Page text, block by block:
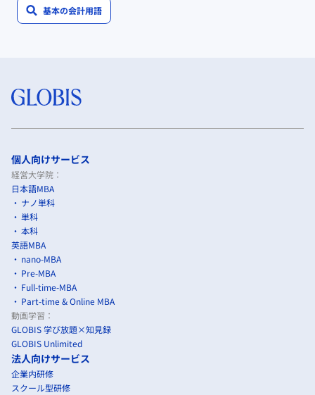
基本の会計用語
個人向けサービス
経営大学院：
日本語MBA
ナノ単科
単科
本科
英語MBA
nano-MBA
Pre-MBA
Full-time-MBA
Part-time & Online MBA
動画学習：
GLOBIS 学び放題×知見録
GLOBIS Unlimited
法人向けサービス
企業内研修
スクール型研修